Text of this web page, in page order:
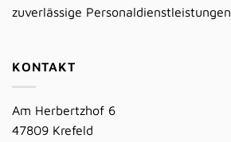
zuverlässige Personaldienstleistungen
KONTAKT
Am Herbertzhof 6
47809 Krefeld